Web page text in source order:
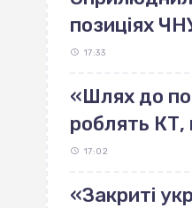
позиціях
17:33
«Шлях до
роблять КТ,
17:02
«Закриті